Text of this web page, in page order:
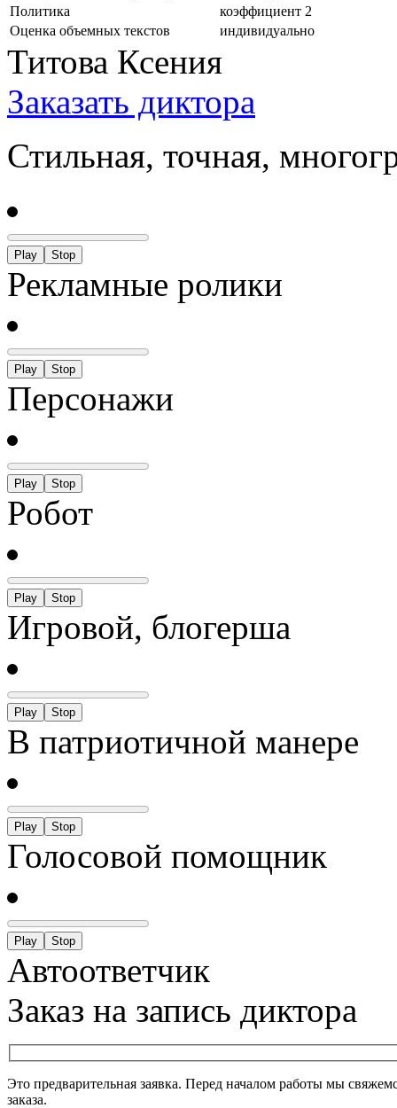
Политика
коэффициент 2
Оценка объемных текстов
индивидуально
Титова Ксения
Заказать диктора
Стильная, точная,
Play Stop
Рекламные ролики
Play Stop
Персонажи
Play Stop
Робот
Play Stop
Игровой, блогерша
Play Stop
В патриотичной манере
Play Stop
Голосовой помощник
Play Stop
Автоответчик
Заказ на запись диктора
Это предварительная заявка. Перед началом работы мы
заказа.